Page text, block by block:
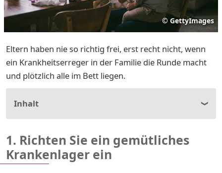
© GettyImages
Eltern haben nie so richtig frei, erst recht nicht, wenn
ein Krankheitserreger in der Familie die Runde macht
und plötzlich alle im Bett liegen.
Inhalt
1. Richten Sie ein gemütliches
Krankenlager ein